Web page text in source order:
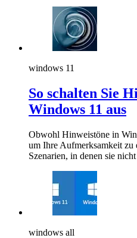
windows 11
So schalten Sie
Windows 11 aus
Obwohl Hinweistöne in
um Ihre Aufmerksamkeit zu
Szenarien, in denen sie
windows all